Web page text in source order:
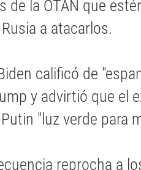
de la OTAN que
a atacarlos.
calificó de
y advirtió que el
"luz verde para
reprocha a